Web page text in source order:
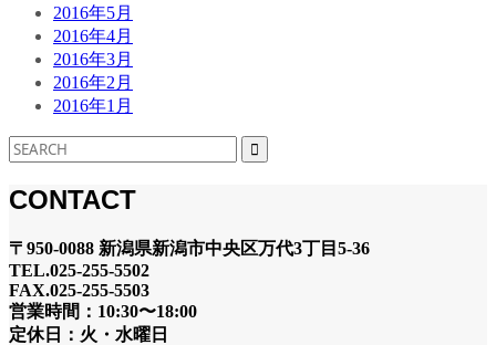
2016年5月
2016年4月
2016年3月
2016年2月
2016年1月
CONTACT
〒950-0088 新潟県新潟市中央区万代3丁目5-36
TEL.025-255-5502
FAX.025-255-5503
営業時間：10:30〜18:00
定休日：火・水曜日